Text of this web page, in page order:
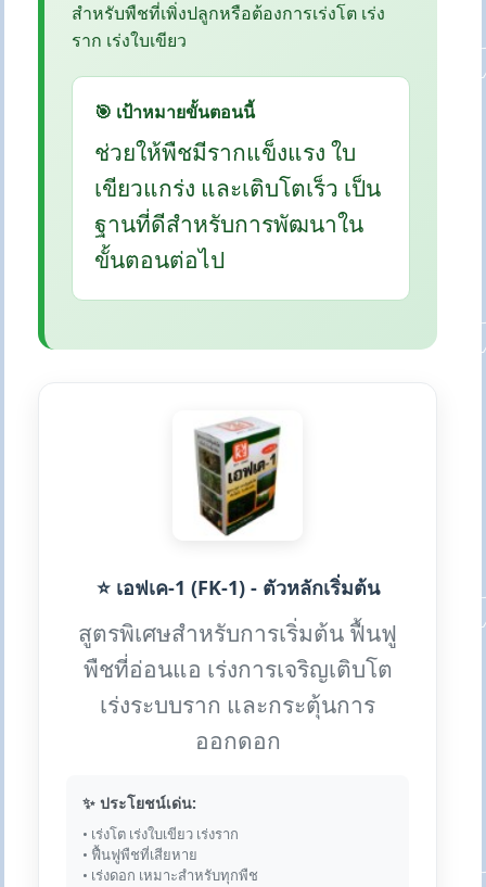
สำหรับพืชที่เพิ่งปลูกหรือต้องการเร่งโต เร่ง
ราก เร่งใบเขียว
🎯 เป้าหมายขั้นตอนนี้
ช่วยให้พืชมีรากแข็งแรง ใบ
เขียวแกร่ง และเติบโตเร็ว เป็น
ฐานที่ดีสำหรับการพัฒนาใน
ขั้นตอนต่อไป
⭐ เอฟเค-1 (FK-1) - ตัวหลักเริ่มต้น
สูตรพิเศษสำหรับการเริ่มต้น ฟื้นฟู
พืชที่อ่อนแอ เร่งการเจริญเติบโต
เร่งระบบราก และกระตุ้นการ
ออกดอก
✨ ประโยชน์เด่น:
• เร่งโต เร่งใบเขียว เร่งราก
• ฟื้นฟูพืชที่เสียหาย
• เร่งดอก เหมาะสำหรับทุกพืช